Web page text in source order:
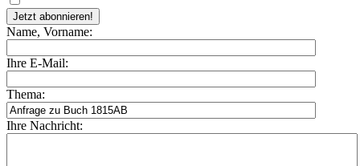
Name, Vorname:
Ihre E-Mail:
Thema:
Ihre Nachricht: